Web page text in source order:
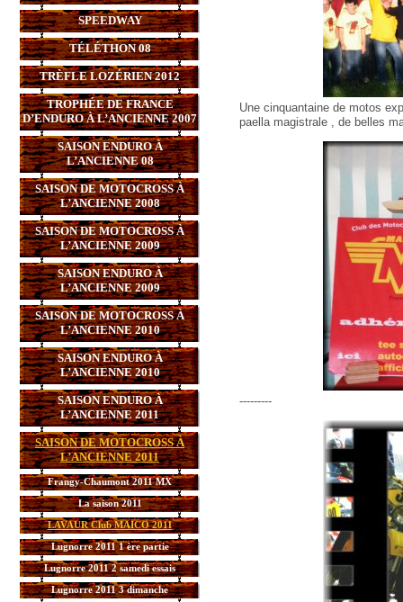
SPEEDWAY
TÉLÉTHON 08
TRÈFLE LOZÉRIEN 2012
TROPHÉE DE FRANCE
D’ENDURO À L’ANCIENNE 2007
SAISON ENDURO À
L’ANCIENNE 08
SAISON DE MOTOCROSS À
L’ANCIENNE 2008
SAISON DE MOTOCROSS À
L’ANCIENNE 2009
SAISON ENDURO À
L’ANCIENNE 2009
SAISON DE MOTOCROSS À
L’ANCIENNE 2010
SAISON ENDURO À
L’ANCIENNE 2010
SAISON ENDURO À
L’ANCIENNE 2011
SAISON DE MOTOCROSS À
L’ANCIENNE 2011
Frangy-Chaumont 2011 MX
La saison 2011
LAVAUR Club MAICO 2011
Lugnorre 2011 1 ère partie
Lugnorre 2011 2 samedi essais
Lugnorre 2011 3 dimanche
Une cinquantaine de motos
paella magistrale , de belles
---------